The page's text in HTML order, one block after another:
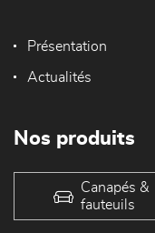
Présentation
Actualités
Nos produits
Canapés &
fauteuils